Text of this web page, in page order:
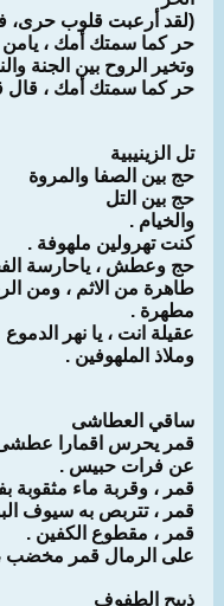
(لقد أرعبت قلوب حرى،
حر كما سمتك أمك ،
وتخير الروح بين الجنة
حر كما سمتك أمك ، قال
تل الزينيبية
حج بين الصفا والمروة
حج بين التل
والخيام .
كنت تهرولين ملهوفة .
حج وعطش ، ياحارسة
طاهرة من الاثم ، ومن
مطهرة .
عقيلة انت ، يا نهر الدموع
وملاذ الملهوفين .
ساقي العطاشى
قمر يحرس اقمارا
عن فرات حبيس .
قمر ، وقربة ماء مثقوبة
قمر ، تتربص به سيوف
قمر ، مقطوع الكفين .
على الرمال قمر مخضب
ذبيح الطفوف